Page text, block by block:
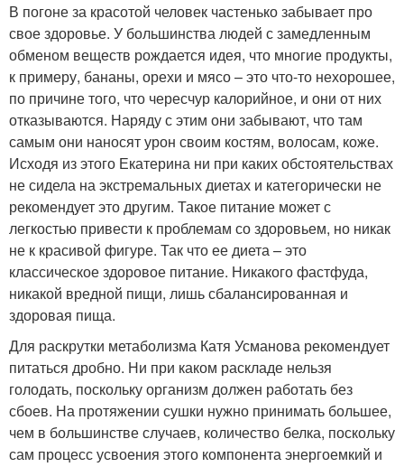
В погоне за красотой человек частенько забывает про
свое здоровье. У большинства людей с замедленным
обменом веществ рождается идея, что многие продукты,
к примеру, бананы, орехи и мясо – это что-то нехорошее,
по причине того, что чересчур калорийное, и они от них
отказываются. Наряду с этим они забывают, что там
самым они наносят урон своим костям, волосам, коже.
Исходя из этого Екатерина ни при каких обстоятельствах
не сидела на экстремальных диетах и категорически не
рекомендует это другим. Такое питание может с
легкостью привести к проблемам со здоровьем, но никак
не к красивой фигуре. Так что ее диета – это
классическое здоровое питание. Никакого фастфуда,
никакой вредной пищи, лишь сбалансированная и
здоровая пища.
Для раскрутки метаболизма Катя Усманова рекомендует
питаться дробно. Ни при каком раскладе нельзя
голодать, поскольку организм должен работать без
сбоев. На протяжении сушки нужно принимать большее,
чем в большинстве случаев, количество белка, поскольку
сам процесс усвоения этого компонента энергоемкий и